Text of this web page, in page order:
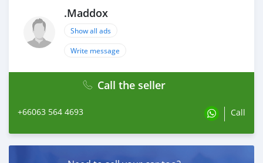
.Maddox
Show all ads
Write message
Call the seller
+66063 564 4693 Call